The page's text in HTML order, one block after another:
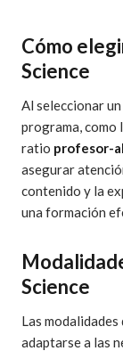
Cómo
Science
Al seleccionar un
programa, como
ratio profesor-
asegurar
contenido y la
una formación
Science
Las modalidades
adaptarse a las